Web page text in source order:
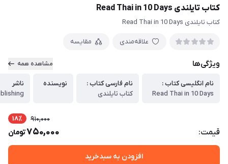
کتاب تایلندی Read Thai in 10 Days
کتاب تایلندی Read Thai in 10 Days
علاقه‌مندی مقایسه
ویژگی‌ها مشاهده همه
نام انگلیسی کتاب :
Read Thai in 10 Days
نام فارسی کتاب :
کتاب تایلندی
نویسنده
ناشر
قیمت:
910,000 18٪
750,000تومان
افزودن به سبدخرید